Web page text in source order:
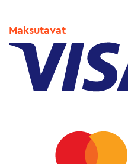
Maksutavat